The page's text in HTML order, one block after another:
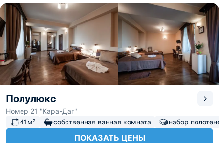
Полулюкс
Номер 21 "Кара-Даг"
41м²
собственная ванная комната набор
ПОКАЗАТЬ ЦЕНЫ